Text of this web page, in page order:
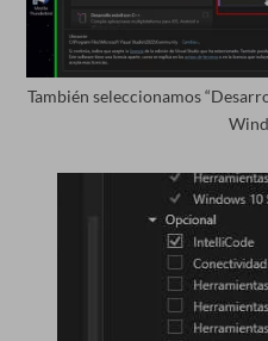
También seleccionamos